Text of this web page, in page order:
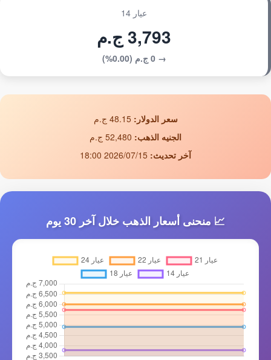
عيار 14
3,793 ج.م
→ 0 ج.م (0.00%)
سعر الدولار: 48.15 ج.م
الجنيه الذهب:
آخر تحديث:
📈 منحنى أسعار الذهب خلال آخر 30 يوم